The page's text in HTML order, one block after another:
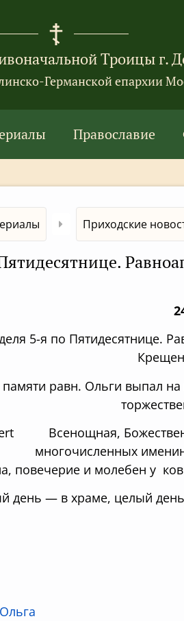
Троицы г.
Германской епархии
Православие
Приходские
5-я по Пятидесятнице.
памяти равн. Ольги выпал
Всенощная,
многочисленных
повечерие и молебен у
день — в храме, целый